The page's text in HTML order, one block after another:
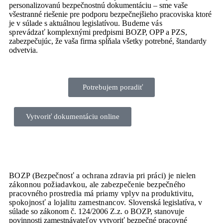
personalizovanú bezpečnostnú dokumentáciu – sme vaše
všestranné riešenie pre podporu bezpečnejšieho pracoviska ktoré
je v súlade s aktuálnou legislatívou. Budeme vás
sprevádzaťkomplexnými predpismi BOZP, OPP a PZS,
zabezpečujúc, že vaša firma spĺňala všetky potrebné, štandardy
odvetvia.
Potrebujem poradiť
Vytvoriť dokumentáciu online
BOZP (Bezpečnosť a ochrana zdravia pri práci) je nielen
zákonnou požiadavkou, ale zabezpečenie bezpečného
pracovného prostredia má priamy vplyv na produktivitu,
spokojnosť a lojalitu zamestnancov. Slovenská legislatíva, v
súlade so zákonom č. 124/2006 Z.z. o BOZP, stanovuje
povinnosti zamestnávateľov vytvoriť bezpečné pracovné